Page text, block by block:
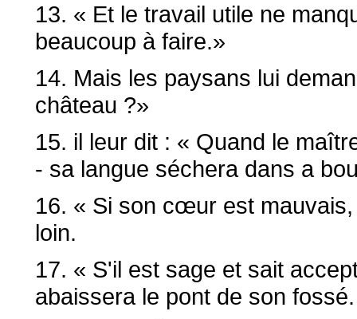
13. « Et le travail utile ne
beaucoup à faire.»
14. Mais les paysans lui
château ?»
15. il leur dit : « Quand le
- sa langue séchera dans a
16. « Si son cœur est
loin.
17. « S'il est sage et sait
abaissera le pont de son fossé.